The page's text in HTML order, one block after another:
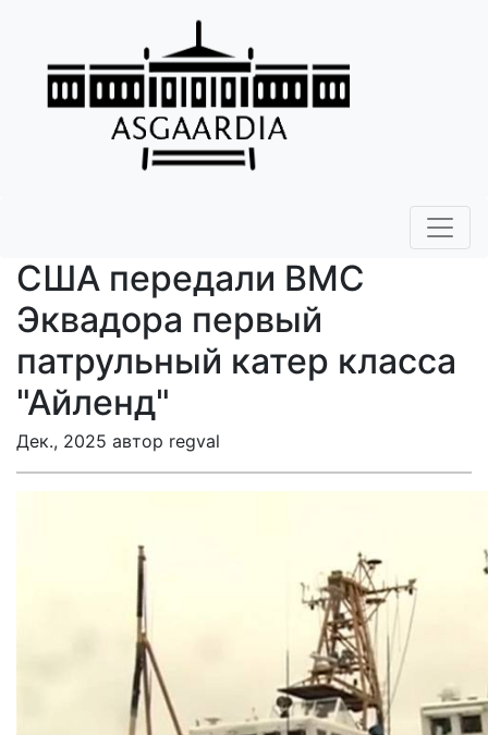
США передали ВМС
Эквадора первый
патрульный катер класса
"Айленд"
Дек., 2025 автор regval